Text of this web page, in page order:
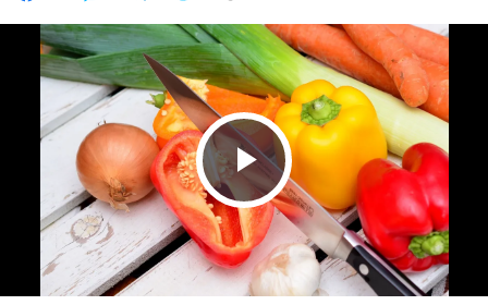
Play Video